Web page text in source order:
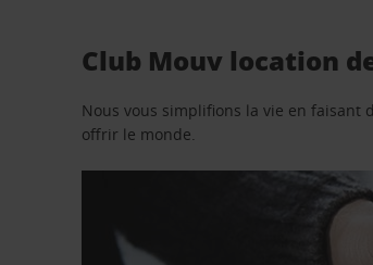
Club Mouv location
Nous vous simplifions la vie en faisant
offrir le monde.